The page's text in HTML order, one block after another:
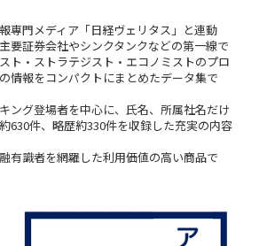
専門メディア「日経ヴェリタス」と連動
要証券会社やシンクタンクなどの第一線で
ト・ストラテジスト・エコノミストのプロ
情報をコンパクトにまとめたデータ集で
ング登場者を中心に、氏名、所属社名だけ
630件、略歴約330件を収録した充実の内容
有識者を網羅した利用価値の高い商品で